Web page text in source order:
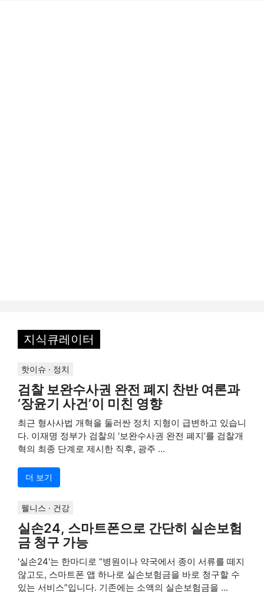
지식큐레이터
핫이슈 · 정치
검찰 보완수사권 완전 폐지 찬반 여론과
‘장윤기 사건’이 미친 영향
최근 형사사법 개혁을 둘러싼 정치 지형이 급변하고 있습니
다. 이재명 정부가 검찰의 ‘보완수사권 완전 폐지’를 검찰개
혁의 최종 단계로 제시한 직후, 광주 ...
더 보기
웰니스 · 건강
실손24, 스마트폰으로 간단히 실손보험
금 청구 가능
'실손24'는 한마디로 “병원이나 약국에서 종이 서류를 떼지
않고도, 스마트폰 앱 하나로 실손보험금을 바로 청구할 수
있는 서비스”입니다. 기존에는 소액의 실손보험금을 ...